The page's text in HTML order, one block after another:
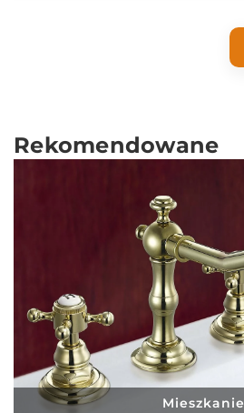
Rekomendowane
Mieszkanie